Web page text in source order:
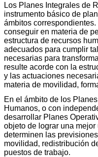
Los Planes Integrales de
instrumento básico de
ámbitos
conseguir en materia de
estructura de recursos
adecuados para cumplir
necesarias para
resulte acorde con la
y las actuaciones
materia de movilidad,
En el ámbito de los
Humanos, o con
desarrollar Planes
objeto de lograr una
determinen las
movilidad, redistribución
puestos de trabajo.